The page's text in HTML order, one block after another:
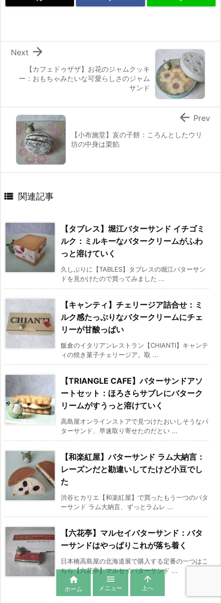
【カフェドゥザザ】お花のジャムクッキ
ー：おもちゃみたいな可愛らしさのジャム
サンド

Next
【小布施堂】亥の子餅：ころんとしたウリ
坊の中身は栗餡
 Prev
 関連記事
【タブレス】堀江バターサンド イチゴミ
ルク：ミルキーなバタークリームがふわ
っと溶けていく
久しぶりに【TABLES】タブレスの堀江バターサン
ドを見かけたので買ってみました ...
【キャンティ】チェリージア詰合せ：ミ
ルク感たっぷりなバタークリームにチェ
リーが甘酸っぱい
飯倉のイタリアンレストラン【CHIANTI】キャンテ
ィの焼き菓子チェリージア。取 ...
【TRIANGLE CAFE】バターサンドアソ
ートセット：ほろさらサブレにバターク
リームがすうっと溶けていく
高島屋オンラインストアで見つけたおいしそうなバ
ターサンド、早速取り寄せたのだとい ...
【和楽紅屋】バターサンド ラム大納言：
レーズンだと勘違いしてたけど小豆でし
た
渋谷ヒカリエ【和楽紅屋】で買ったもう一つのバタ
ーサンド ラム大納言、ずっとラムレ ...
【六花亭】マルセイバターサンド：バタ
ーサンドはやっぱりこれが落ち着く
日本橋高島屋の北海道展で購入する定番の一つはこ
ちら【六花亭】マルセイバターサンド ...

ホーム

メニュー

上へ